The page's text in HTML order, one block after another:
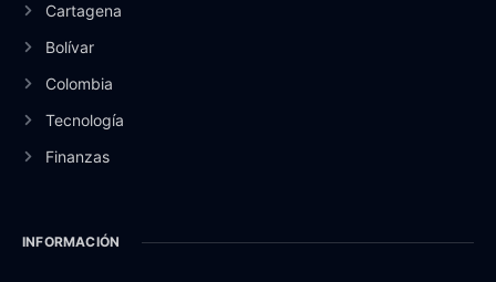
Cartagena
Bolívar
Colombia
Tecnología
Finanzas
INFORMACIÓN